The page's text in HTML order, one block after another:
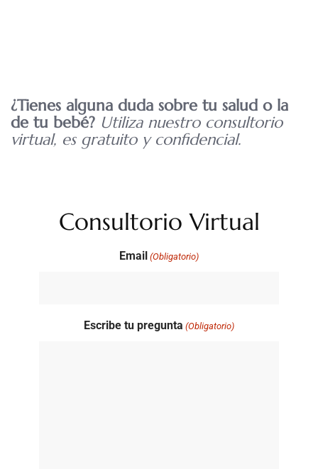
¿Tienes alguna duda sobre tu salud o la
de tu bebé? Utiliza nuestro consultorio
virtual, es gratuito y confidencial.
Consultorio Virtual
Email (Obligatorio)
Escribe tu pregunta (Obligatorio)